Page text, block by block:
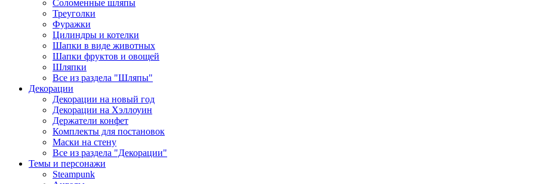
Соломенные шляпы
Треуголки
Фуражки
Цилиндры и котелки
Шапки в виде животных
Шапки фруктов и овощей
Шляпки
Все из раздела "Шляпы"
Декорации
Декорации на новый год
Декорации на Хэллоуин
Держатели конфет
Комплекты для постановок
Маски на стену
Все из раздела "Декорации"
Темы и персонажи
Steampunk